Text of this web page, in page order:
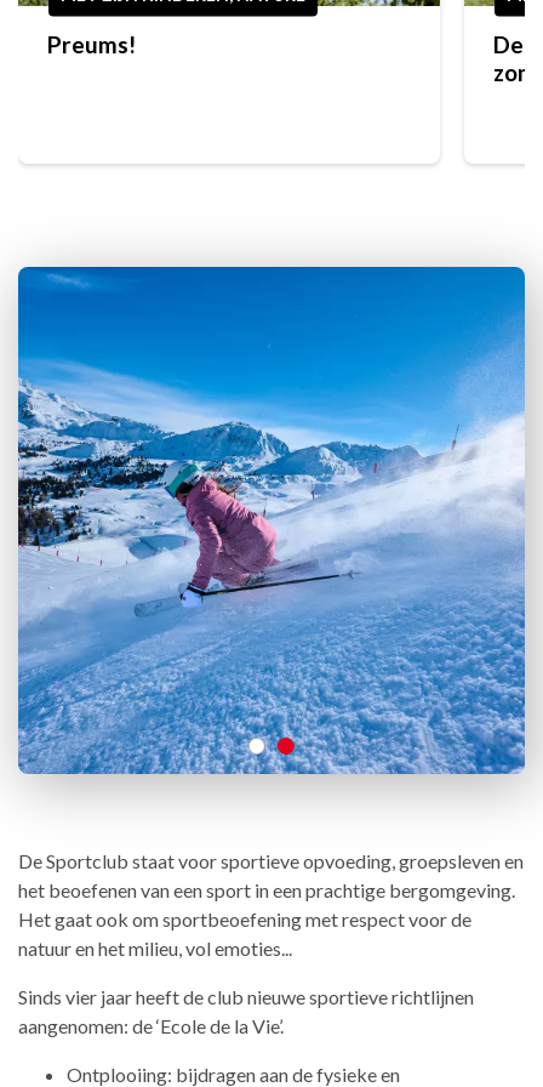
Preums!
De
De Sportclub staat voor sportieve opvoeding, groepsleven en
het beoefenen van een sport in een prachtige bergomgeving.
Het gaat ook om sportbeoefening met respect voor de
natuur en het milieu, vol emoties...
Sinds vier jaar heeft de club nieuwe sportieve richtlijnen
aangenomen: de ‘Ecole de la Vie’.
Ontplooiing: bijdragen aan de fysieke en